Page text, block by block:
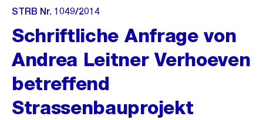
STRB Nr. 1049/2014
Schriftliche Anfrage von
Andrea Leitner Verhoeven
betreffend
Strassenbauprojekt